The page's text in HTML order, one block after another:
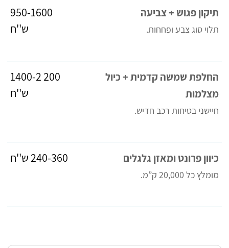
תיקון פגוש + צביעה
תלוי סוג צבע ופחחות.
‎950-1600
ש''ח
החלפת שמשה קדמית + כיול
מצלמות
חיישני בטיחות רכב חדיש.
‎1400-2 200
ש''ח
כיוון פרונט ומאזן גלגלים
מומלץ כל 20,000 ק”מ.
‎240-360 ש''ח